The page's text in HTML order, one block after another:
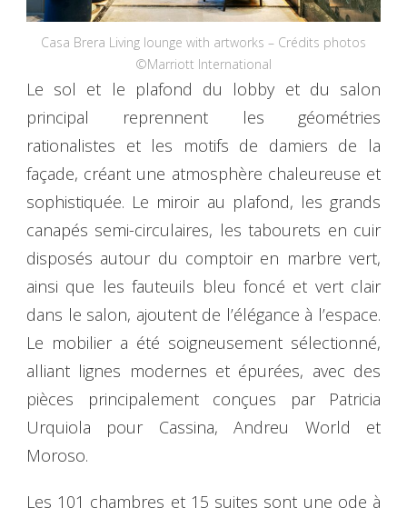
Casa Brera Living lounge with artworks – Crédits photos
©Marriott International
Le sol et le plafond du lobby et du salon
principal reprennent les géométries
rationalistes et les motifs de damiers de la
façade, créant une atmosphère chaleureuse et
sophistiquée. Le miroir au plafond, les grands
canapés semi-circulaires, les tabourets en cuir
disposés autour du comptoir en marbre vert,
ainsi que les fauteuils bleu foncé et vert clair
dans le salon, ajoutent de l’élégance à l’espace.
Le mobilier a été soigneusement sélectionné,
alliant lignes modernes et épurées, avec des
pièces principalement conçues par Patricia
Urquiola pour Cassina, Andreu World et
Moroso.
Les 101 chambres et 15 suites sont une ode à